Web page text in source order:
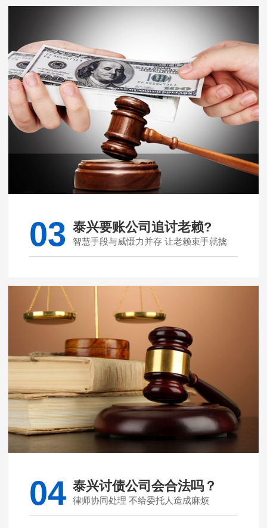
03 泰兴要账公司追讨老赖?
智慧手段与威慑力并存 让老赖束手就擒
04 泰兴讨债公司会合法吗？
律师协同处理 不给委托人造成麻烦